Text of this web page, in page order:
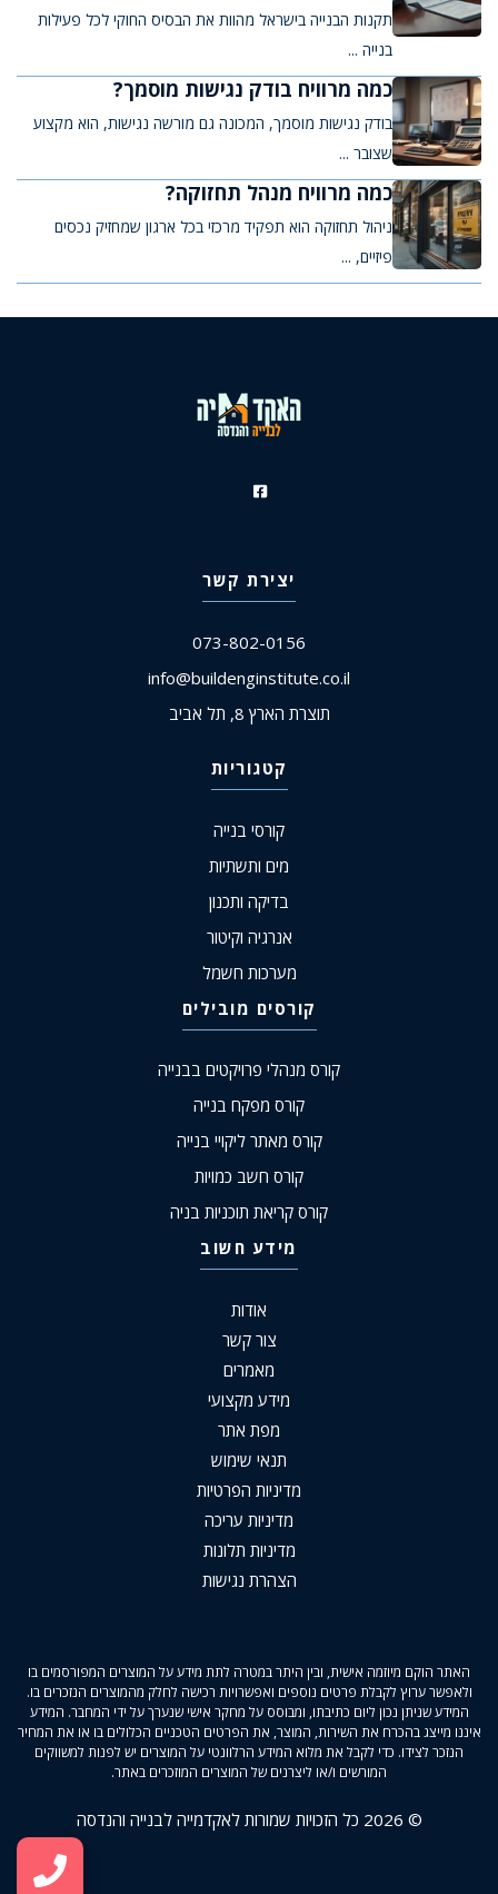
תקנות הבנייה בישראל מהוות את הבסיס החוקי לכל פעילות
בנייה ...
כמה מרוויח בודק נגישות מוסמך?
בודק נגישות מוסמך, המכונה גם מורשה נגישות, הוא מקצוע
שצובר ...
כמה מרוויח מנהל תחזוקה?
ניהול תחזוקה הוא תפקיד מרכזי בכל ארגון שמחזיק נכסים
פיזיים, ...
יצירת קשר
073-802-0156
info@buildenginstitute.co.il
תוצרת הארץ 8, תל אביב
קטגוריות
קורסי בנייה
מים ותשתיות
בדיקה ותכנון
אנרגיה וקיטור
מערכות חשמל
קורסים מובילים
קורס מנהלי פרויקטים בבנייה
קורס מפקח בנייה
קורס מאתר ליקויי בנייה
קורס חשב כמויות
קורס קריאת תוכניות בניה
מידע חשוב
אודות
צור קשר
מאמרים
מידע מקצועי
מפת אתר
תנאי שימוש
מדיניות הפרטיות
מדיניות עריכה
מדיניות תלונות
הצהרת נגישות
האתר הוקם מיוזמה אישית, ובין היתר במטרה לתת מידע על המוצרים המפורסמים בו
ולאפשר ערוץ לקבלת פרטים נוספים ואפשרויות רכישה לחלק מהמוצרים הנזכרים בו.
המידע שניתן נכון ליום כתיבתו, ומבוסס על מחקר אישי שנערך על ידי המחבר. המידע
איננו מייצג בהכרח את השירות, המוצר, את הפרטים הטכניים הכלולים בו או את המחיר
הנזכר לצידו. כדי לקבל את מלוא המידע הרלוונטי על המוצרים יש לפנות למשווקים
המורשים ו/או ליצרנים של המוצרים המוזכרים באתר.
© 2026 כל הזכויות שמורות לאקדמייה לבנייה והנדסה